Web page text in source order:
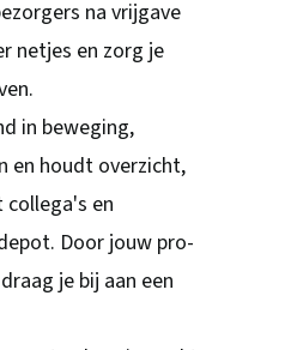
na vrijgave
netjes en zorg je
in beweging,
en houdt overzicht,
collega's en
Door jouw pro-
je bij aan een